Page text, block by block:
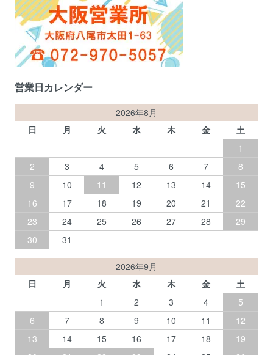
営業日カレンダー
2026年8月
日
月 火 水 木 金
土
1
2
3 4 5 6 7
8
9
10 11 12 13 14
15
16
17 18 19 20 21
22
23
24 25 26 27 28
29
30
31
2026年9月
日
月 火 水 木 金
土
1
2 3 4
5
6
7 8 9 10 11
12
13
14 15 16 17 18
19